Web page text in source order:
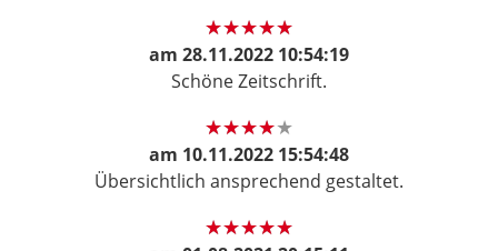
am 28.11.2022 10:54:19
Schöne Zeitschrift.
am 10.11.2022 15:54:48
Übersichtlich ansprechend gestaltet.